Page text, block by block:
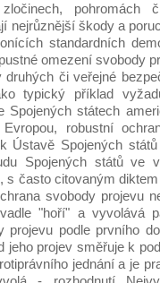
pohromách
nejrůznější škody a
standardních
omezení svobody
druhých či veřejné
typický příklad
Spojených státech
robustní
Ústavě Spojených
Spojených států ve
s často citovaným
svobody projevu
"hoří" a vyvolává
projevu podle prvního
jeho projev směřuje k
jednání a je